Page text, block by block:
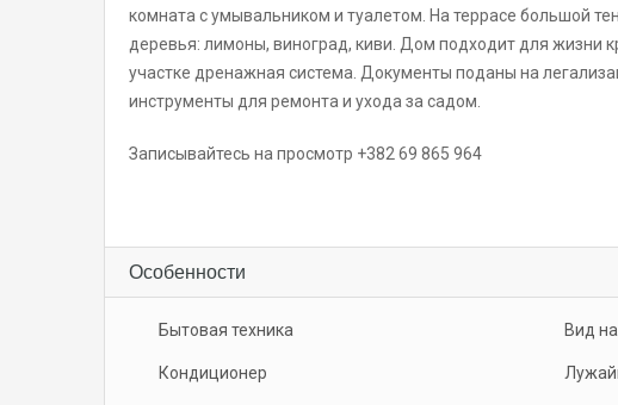
комната с умывальником и туалетом. На террасе большой
деревья: лимоны, виноград, киви. Дом подходит для жизни
участке дренажная система. Документы поданы на
инструменты для ремонта и ухода за садом.
Записывайтесь на просмотр +382 69 865 964
Особенности
Бытовая техника Вид
Кондиционер